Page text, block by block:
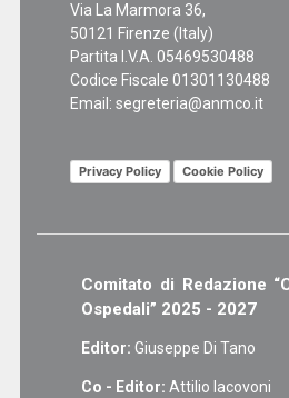
Via La Marmora 36,
50121 Firenze (Italy)
Partita I.V.A. 05469530488
Codice Fiscale 01301130488
Email: segreteria@anmco.it
Privacy Policy Cookie Policy
Comitato di Redazione
Ospedali” 2025 - 2027
Editor: Giuseppe Di Tano
Co - Editor: Attilio Iacovoni